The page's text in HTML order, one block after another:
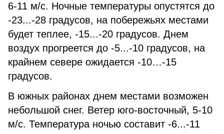
6-11 м/с. Ночные температуры опустятся до
-23...-28 градусов, на побережьях местами
будет теплее, -15...-20 градусов. Днем
воздух прогреется до -5...-10 градусов, на
крайнем севере ожидается -10…-15
градусов.
В южных районах днем местами возможен
небольшой снег. Ветер юго-восточный, 5-10
м/с. Температура ночью составит -6...-11